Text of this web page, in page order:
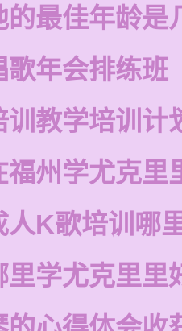
的最佳年龄是
歌年会排练班
训教学培训计
福州学尤克里
人K歌培训哪
里学尤克里里